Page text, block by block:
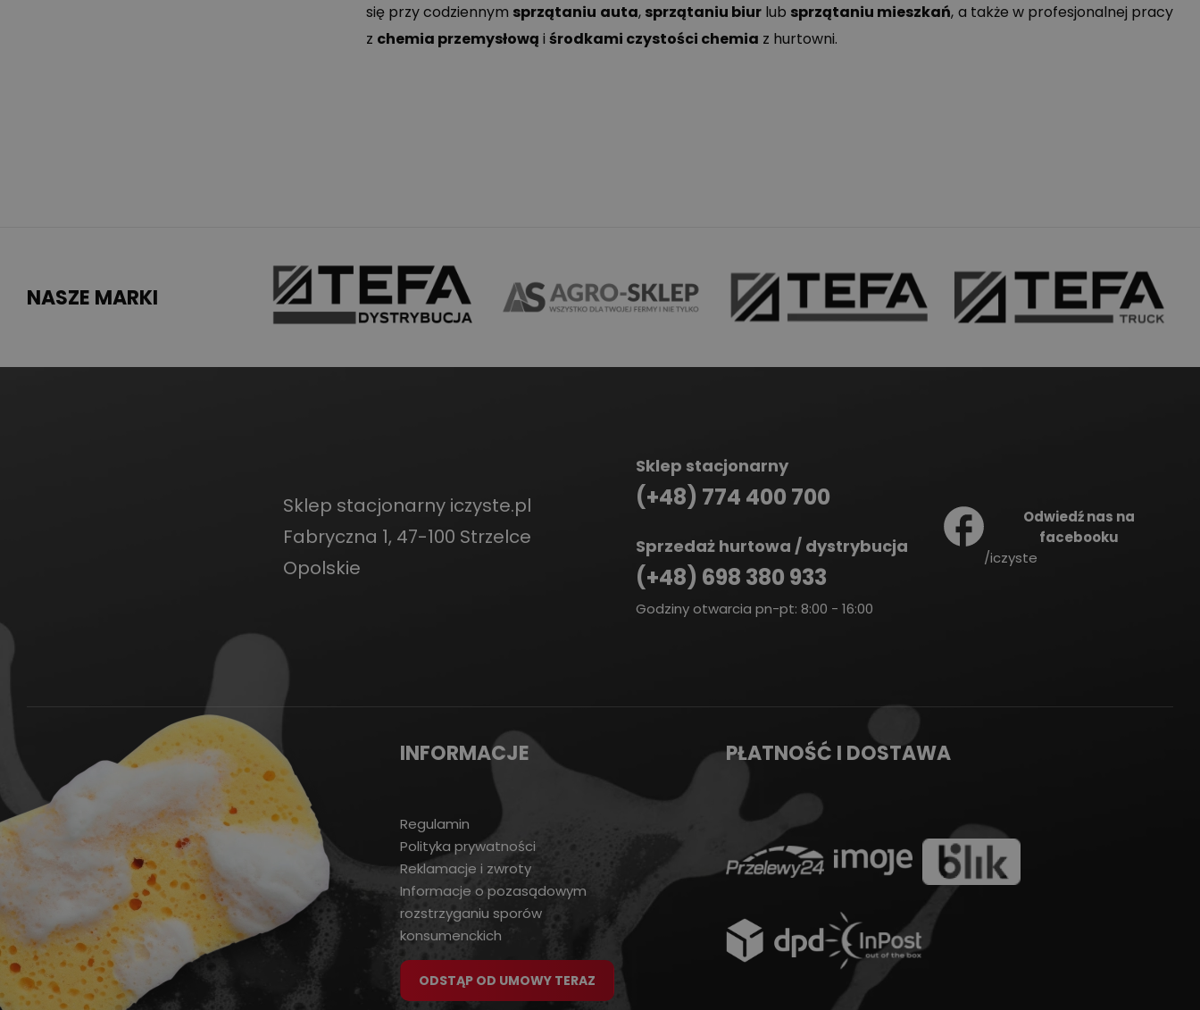
się przy codziennym sprzątaniu auta, sprzątaniu biurlub sprzątaniu mieszkań, a także w profesjonalnej pracy
z chemia przemysłową i środkami czystości chemia z hurtowni.
NASZE MARKI
Sklep stacjonarny iczyste.pl
Fabryczna 1, 47-100 Strzelce
Opolskie
Sklep stacjonarny
(+48) 774 400 700
Sprzedaż hurtowa / dystrybucja
(+48) 698 380 933
Godziny otwarcia pn-pt: 8:00 - 16:00
Odwiedź nas na
facebooku
/iczyste
INFORMACJE
Regulamin
Polityka prywatności
Reklamacje i zwroty
Informacje o pozasądowym
rozstrzyganiu sporów
konsumenckich
ODSTĄP OD UMOWY TERAZ
PŁATNOŚĆ I DOSTAWA